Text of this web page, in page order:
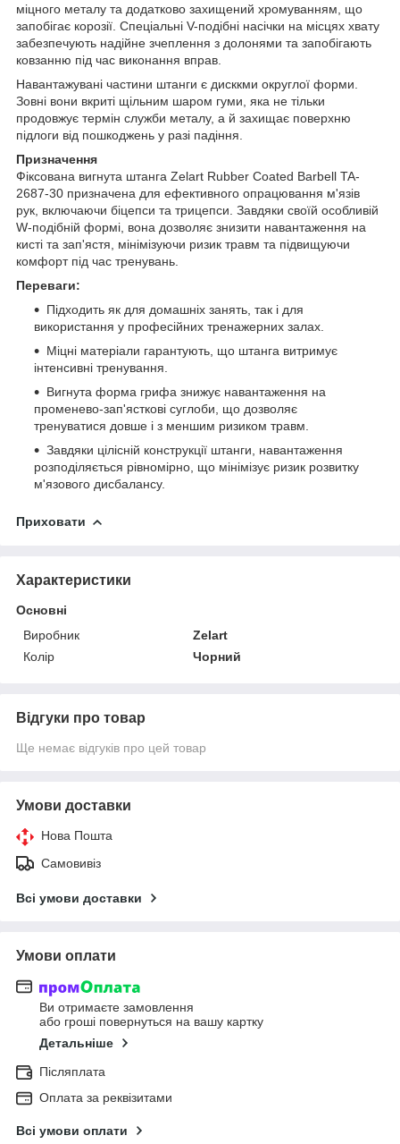
міцного металу та додатково захищений хромуванням, що
запобігає корозії. Спеціальні V-подібні насічки на місцях хвату
забезпечують надійне зчеплення з долонями та запобігають
ковзанню під час виконання вправ.
Навантажувані частини штанги є дисккми округлої форми.
Зовні вони вкриті щільним шаром гуми, яка не тільки
продовжує термін служби металу, а й захищає поверхню
підлоги від пошкоджень у разі падіння.
Призначення
Фіксована вигнута штанга Zelart Rubber Coated Barbell TA-
2687-30 призначена для ефективного опрацювання м'язів
рук, включаючи біцепси та трицепси. Завдяки своїй особливій
W-подібній формі, вона дозволяє знизити навантаження на
кисті та зап'ястя, мінімізуючи ризик травм та підвищуючи
комфорт під час тренувань.
Переваги:
Підходить як для домашніх занять, так і для
використання у професійних тренажерних залах.
Міцні матеріали гарантують, що штанга витримує
інтенсивні тренування.
Вигнута форма грифа знижує навантаження на
променево-зап'ясткові суглоби, що дозволяє
тренуватися довше і з меншим ризиком травм.
Завдяки цілісній конструкції штанги, навантаження
розподіляється рівномірно, що мінімізує ризик розвитку
м'язового дисбалансу.
Приховати
Характеристики
Основні
Виробник
Zelart
Колір
Чорний
Відгуки про товар
Ще немає відгуків про цей товар
Умови доставки
Нова Пошта
Самовивіз
Всі умови доставки
Умови оплати
Ви отримаєте замовлення
або гроші повернуться на вашу картку
Детальніше
Післяплата
Оплата за реквізитами
Всі умови оплати